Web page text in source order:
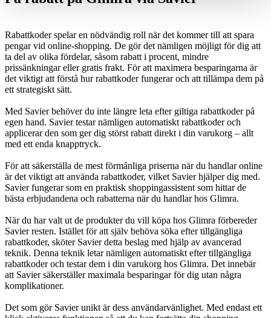
Rabattkoder spelar en nödvändig roll när det kommer till att spara
pengar vid online-shopping. De gör det nämligen möjligt för dig att
ta del av olika fördelar, såsom rabatt i procent, mindre
prissänkningar eller gratis frakt. För att maximera besparingarna är
det viktigt att förstå hur rabattkoder fungerar och att tillämpa dem på
ett strategiskt sätt.
Med Savier behöver du inte längre leta efter giltiga rabattkoder på
egen hand. Savier testar nämligen automatiskt rabattkoder och
applicerar den som ger dig störst rabatt direkt i din varukorg – allt
med ett enda knapptryck.
För att säkerställa de mest förmånliga priserna när du handlar online
är det viktigt att använda rabattkoder, vilket Savier hjälper dig med.
Savier fungerar som en praktisk shoppingassistent som hittar de
bästa erbjudandena och rabatterna när du handlar hos Glimra.
När du har valt ut de produkter du vill köpa hos Glimra förbereder
Savier resten. Istället för att själv behöva söka efter tillgängliga
rabattkoder, sköter Savier detta beslag med hjälp av avancerad
teknik. Denna teknik letar nämligen automatiskt efter tillgängliga
rabattkoder och testar dem i din varukorg hos Glimra. Det innebär
att Savier säkerställer maximala besparingar för dig utan några
komplikationer.
Det som gör Savier unikt är dess användarvänlighet. Med endast ett